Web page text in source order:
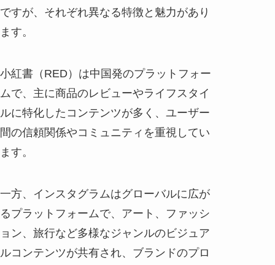
ですが、それぞれ異なる特徴と魅力があり
ます。
小紅書（RED）は中国発のプラットフォー
ムで、主に商品のレビューやライフスタイ
ルに特化したコンテンツが多く、ユーザー
間の信頼関係やコミュニティを重視してい
ます。
一方、インスタグラムはグローバルに広が
るプラットフォームで、アート、ファッシ
ョン、旅行など多様なジャンルのビジュア
ルコンテンツが共有され、ブランドのプロ